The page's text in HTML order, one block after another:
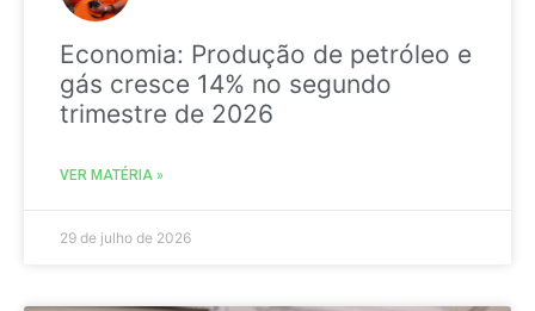
Economia: Produção de petróleo e
gás cresce 14% no segundo
trimestre de 2026
VER MATÉRIA »
29 de julho de 2026